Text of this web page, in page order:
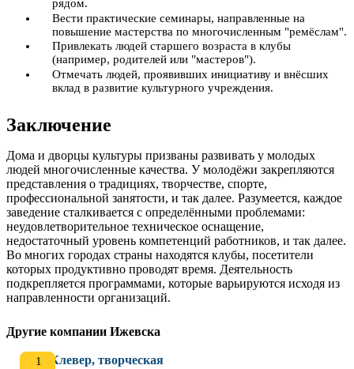
рядом.
Вести практические семинары, направленные на
повышение мастерства по многочисленным "ремёслам".
Привлекать людей старшего возраста в клубы
(например, родителей или "мастеров").
Отмечать людей, проявивших инициативу и внёсших
вклад в развитие культурного учреждения.
Заключение
Дома и дворцы культуры призваны развивать у молодых
людей многочисленные качества. У молодёжи закрепляются
представления о традициях, творчестве, спорте,
профессиональной занятости, и так далее. Разумеется, каждое
заведение сталкивается с определёнными проблемами:
неудовлетворительное техническое оснащение,
недостаточный уровень компетенций работников, и так далее.
Во многих городах страны находятся клубы, посетители
которых продуктивно проводят время. Деятельность
подкрепляется программами, которые варьируются исходя из
направленности организаций.
Другие компании Ижевска
Клевер, творческая